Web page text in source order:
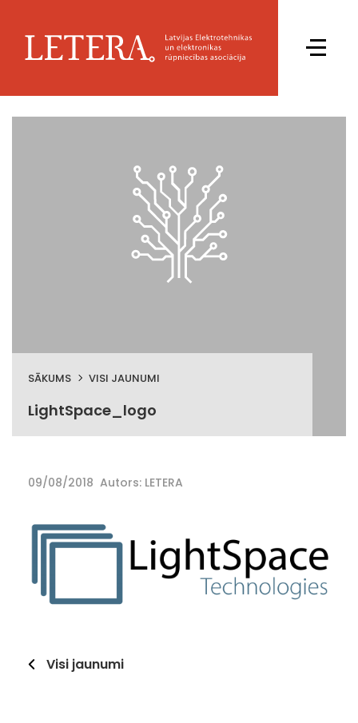
SĀKUMS VISI JAUNUMI
LightSpace_logo
09/08/2018 Autors: LETERA
Visi jaunumi